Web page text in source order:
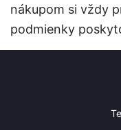
nákupom si vždy
podmienky